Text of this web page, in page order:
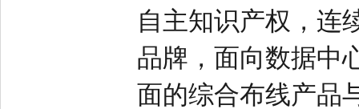
自主知识产权，连
品牌，面向数据中
面的综合布线产品